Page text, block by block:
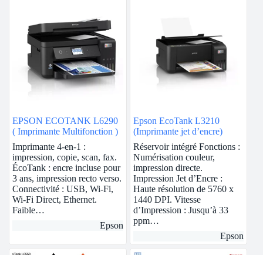
EPSON ECOTANK L6290
( Imprimante Multifonction )
Imprimante 4-en-1 :
impression, copie, scan, fax.
ÉcoTank : encre incluse pour
3 ans, impression recto verso.
Connectivité : USB, Wi-Fi,
Wi-Fi Direct, Ethernet.
Faible…
Epson
Epson EcoTank L3210
(Imprimante jet d’encre)
Réservoir intégré Fonctions :
Numérisation couleur,
impression directe.
Impression Jet d’Encre :
Haute résolution de 5760 x
1440 DPI. Vitesse
d’Impression : Jusqu’à 33
ppm…
Epson